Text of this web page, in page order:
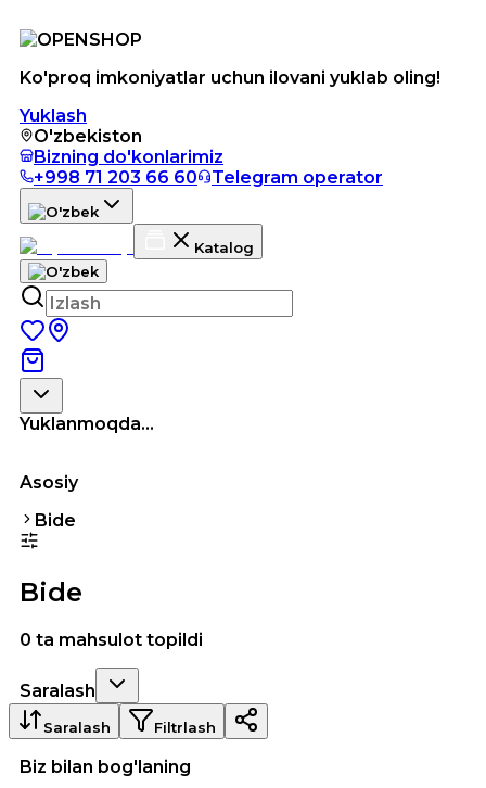
Ko'proq imkoniyatlar uchun ilovani yuklab oling!
Yuklash
O'zbekiston
Bizning do'konlarimiz
+998 71 203 66 60
Telegram operator
Katalog
Yuklanmoqda...
Asosiy
Bide
Bide
0 ta mahsulot topildi
Saralash
Saralash Filtrlash
Biz bilan bog'laning